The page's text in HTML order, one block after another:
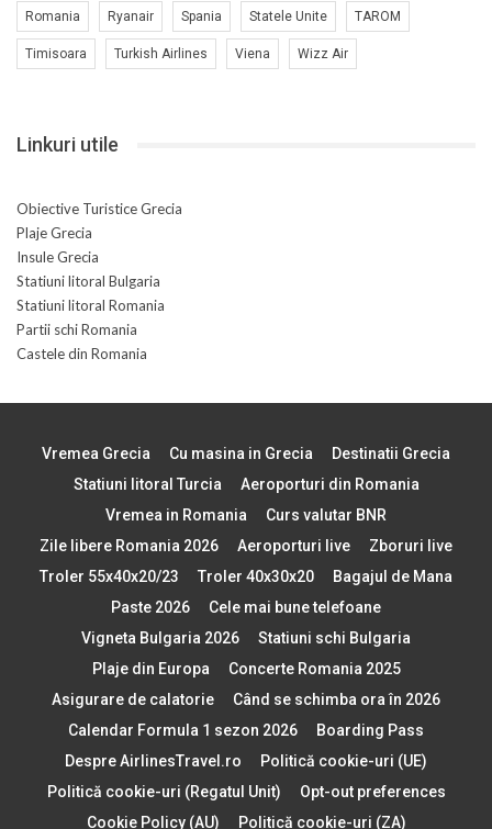
Romania Ryanair Spania Statele Unite TAROM
Timisoara Turkish Airlines Viena Wizz Air
Linkuri utile
Obiective Turistice Grecia
Plaje Grecia
Insule Grecia
Statiuni litoral Bulgaria
Statiuni litoral Romania
Partii schi Romania
Castele din Romania
Vremea Grecia Cu masina in Grecia
Destinatii Grecia
Statiuni litoral Turcia
Aeroporturi din Romania
Vremea in Romania
Curs valutar BNR
Zile libere Romania 2026
Aeroporturi live
Zboruri live
Troler 55x40x20/23
Troler 40x30x20
Bagajul de Mana
Paste 2026
Cele mai bune telefoane
Vigneta Bulgaria 2026
Statiuni schi Bulgaria
Plaje din Europa
Concerte Romania 2025
Asigurare de calatorie
Când se schimba ora în 2026
Calendar Formula 1 sezon 2026
Boarding Pass
Despre AirlinesTravel.ro
Politică cookie-uri (UE)
Politică cookie-uri (Regatul Unit)
Opt-out preferences
Cookie Policy (AU)
Politică cookie-uri (ZA)